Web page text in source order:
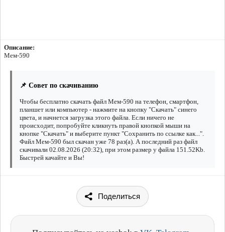
Описание:
Мем-590
📌 Совет по скачиванию
Чтобы бесплатно скачать файл Мем-590 на телефон, смартфон,
планшет или компьютер - нажмите на кнопку "Скачать" синего
цвета, и начнется загрузка этого файла. Если ничего не
происходит, попробуйте кликнуть правой кнопкой мыши на
кнопке "Скачать" и выберите пункт "Сохранить по ссылке как...".
Файл Мем-590 был скачан уже 78 раз(а). А последний раз файл
скачивали 02.08.2026 (20:32), при этом размер у файла 151.52Kb.
Быстрей качайте и Вы!
Поделиться